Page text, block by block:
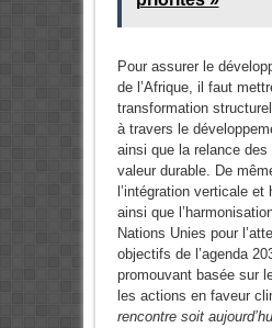
Pour assurer le
de l’Afrique, il faut
transformation
à travers le
ainsi que la relance
valeur durable. De
l’intégration verticale et
ainsi que
Nations Unies pour
objectifs de l’agenda
promouvant basée sur
les actions en faveur
rencontre soit